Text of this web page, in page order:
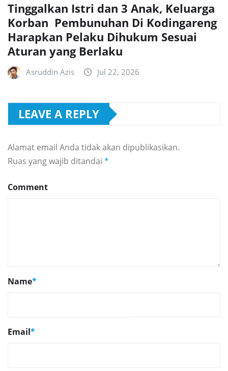
Tinggalkan Istri dan 3 Anak, Keluarga
Korban Pembunuhan Di Kodingareng
Harapkan Pelaku Dihukum Sesuai
Aturan yang Berlaku
Asruddin Azis Jul 22, 2026
LEAVE A REPLY
Alamat email Anda tidak akan dipublikasikan.
Ruas yang wajib ditandai *
Comment
Name*
Email*